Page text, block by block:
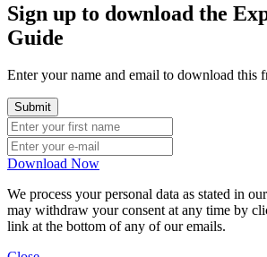
Sign up to download the
Guide
Enter your name and email to download this
Download Now
We process your personal data as stated in our
may withdraw your consent at any time by
link at the bottom of any of our emails.